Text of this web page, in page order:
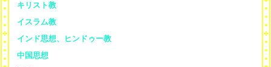
キリスト教
イスラム教
インド思想、ヒンドゥー教
中国思想